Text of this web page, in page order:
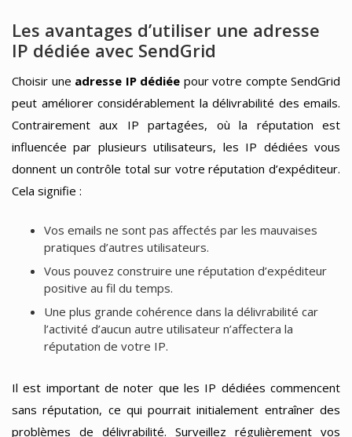
Les avantages d’utiliser une adresse
IP dédiée avec SendGrid
Choisir une adresse IP dédiée pour votre compte SendGrid
peut améliorer considérablement la délivrabilité des emails.
Contrairement aux IP partagées, où la réputation est
influencée par plusieurs utilisateurs, les IP dédiées vous
donnent un contrôle total sur votre réputation d’expéditeur.
Cela signifie :
Vos emails ne sont pas affectés par les mauvaises
pratiques d’autres utilisateurs.
Vous pouvez construire une réputation d’expéditeur
positive au fil du temps.
Une plus grande cohérence dans la délivrabilité car
l’activité d’aucun autre utilisateur n’affectera la
réputation de votre IP.
Il est important de noter que les IP dédiées commencent
sans réputation, ce qui pourrait initialement entraîner des
problèmes de délivrabilité. Surveillez régulièrement vos